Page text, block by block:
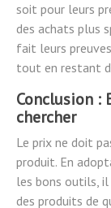
soit pour leurs
des achats plus
fait leurs
tout en restant
Conclusion :
chercher
Le prix ne doit
produit. En
les bons outils,
des produits de